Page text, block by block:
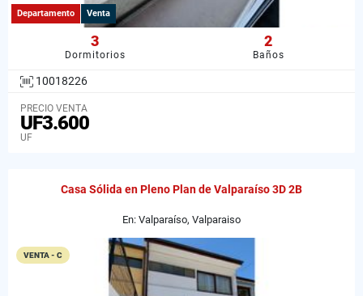
Departamento Venta
3
Dormitorios
2
Baños
10018226
PRECIO VENTA
UF3.600
UF
Casa Sólida en Pleno Plan de Valparaíso 3D 2B
En: Valparaíso, Valparaiso
VENTA - C